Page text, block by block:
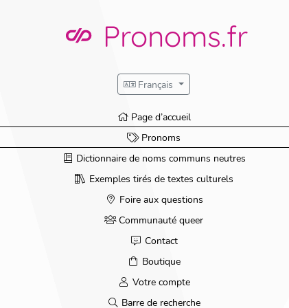
Pronoms.fr
Français
Page d’accueil
Pronoms
Dictionnaire de noms communs neutres
Exemples tirés de textes culturels
Foire aux questions
Communauté queer
Contact
Boutique
Votre compte
Barre de recherche